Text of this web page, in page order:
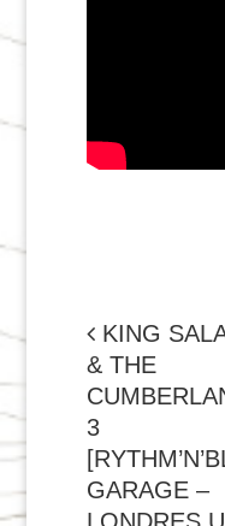
DE
KING
& THE
3
GARAGE –